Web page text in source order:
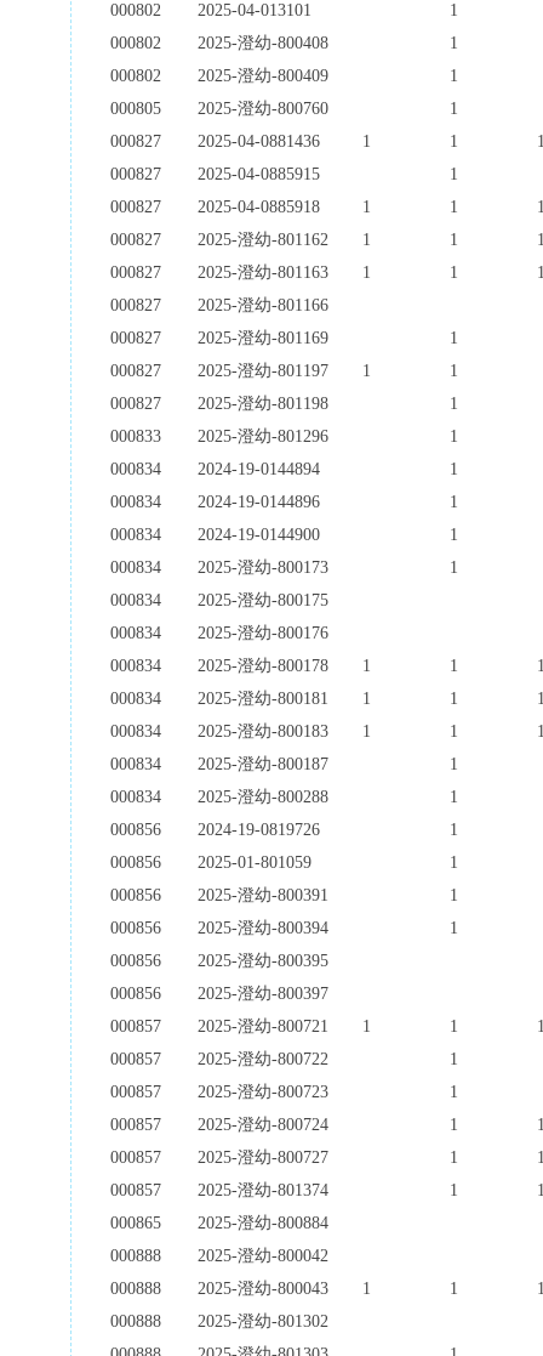
000802
2025-04-013101
1
000802
2025-澄幼-800408
1
000802
2025-澄幼-800409
1
000805
2025-澄幼-800760
1
000827
2025-04-0881436 1 1
000827
2025-04-0885915
1
000827
2025-04-0885918 1 1
000827
2025-澄幼-801162 1 1
000827
2025-澄幼-801163 1 1
000827
2025-澄幼-801166
000827
2025-澄幼-801169
1
000827
2025-澄幼-801197 1
1
000827
2025-澄幼-801198
1
000833
2025-澄幼-801296
1
000834
2024-19-0144894
1
000834
2024-19-0144896
1
000834
2024-19-0144900
1
000834
2025-澄幼-800173
1
000834
2025-澄幼-800175
000834
2025-澄幼-800176
000834
2025-澄幼-800178 1 1
000834
2025-澄幼-800181 1 1
000834
2025-澄幼-800183 1 1
000834
2025-澄幼-800187
1
000834
2025-澄幼-800288
1
000856
2024-19-0819726
1
000856
2025-01-801059
1
000856
2025-澄幼-800391
1
000856
2025-澄幼-800394
1
000856
2025-澄幼-800395
000856
2025-澄幼-800397
000857
2025-澄幼-800721 1 1
000857
2025-澄幼-800722
1
000857
2025-澄幼-800723
1
000857
2025-澄幼-800724 1
000857
2025-澄幼-800727 1
000857
2025-澄幼-801374 1
000865
2025-澄幼-800884
000888
2025-澄幼-800042
000888
2025-澄幼-800043 1 1
000888
2025-澄幼-801302